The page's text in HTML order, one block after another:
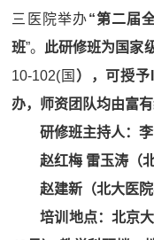
三医院举办“第二届
班”。 此研修班为国家
10-102(国 ），可授予
办，师资团队均由富
研修班主持人：
赵红梅 雷玉涛（
赵建新（北大医院
培训地点：北京